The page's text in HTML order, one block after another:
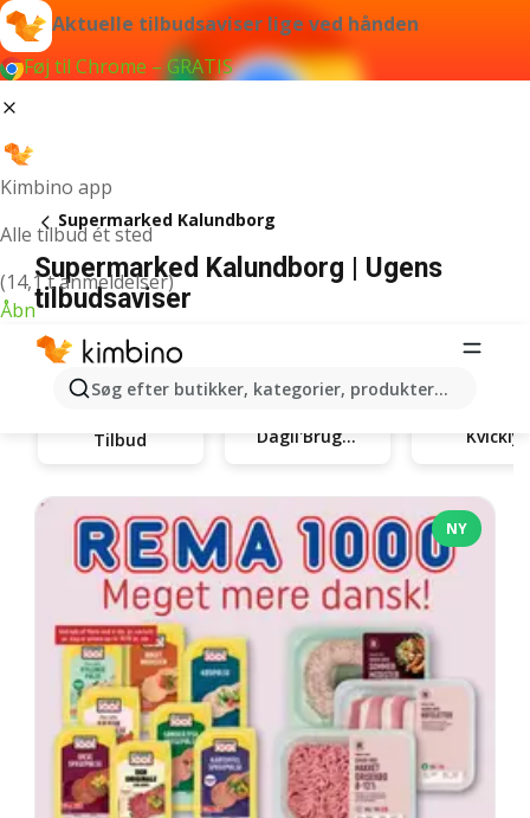
Aktuelle tilbudsaviser lige ved hånden
Føj til Chrome – GRATIS
Kimbino app
Alle tilbud ét sted
(14,1 t anmeldelser)
Åbn
Søg efter butikker, kategorier, produkter...
Supermarked Kalundborg
Supermarked Kalundborg | Ugens
tilbudsaviser
Tilbud Dagli'Brugsen Kvickly
NY